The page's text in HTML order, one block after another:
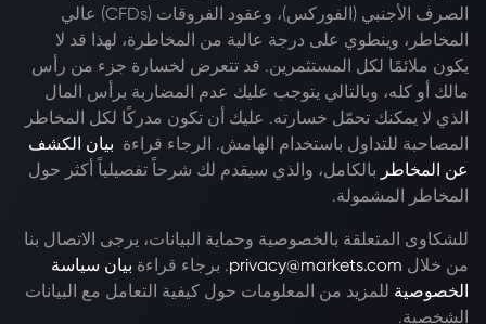
الصرف الأجنبي (الفوركس)، وعقود الفروقات (CFDs) عالي
المخاطر، وينطوي على درجة عالية من المخاطرة، لهذا قد لا
يكون ملائمًا لكل المستثمرين. قد تتعرض لخسارة جزء من رأس
مالك أو كله، وبالتالي يتوجب عليك عدم المضاربة برأس المال
الذي لا يمكنك تحمّل خسارته. عليك أن تكون مدركًا لكل المخاطر
المصاحبة للتداول باستخدام الهامش. الرجاء قراءة بيان الكشف
عن المخاطر بالكامل، والذي سيقدم لك شرحاً تفصيلياً أكثر حول
المخاطر المشمولة.
للشكاوى المتعلقة بالخصوصية وحماية البيانات، يرجى الاتصال بنا
من خلال privacy@markets.com. برجاء قراءة بيان سياسة
الخصوصية للمزيد من المعلومات حول كيفية التعامل مع البيانات
الشخصية.